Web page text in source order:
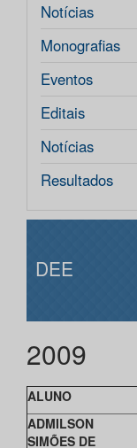
Notícias
Monografias
Eventos
Editais
Notícias
Resultados
DEE
2009
ALUNO
ADMILSON
SIMÕES DE